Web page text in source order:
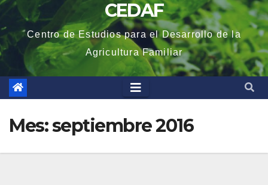
CEDAF
Centro de Estudios para el Desarrollo de la
Agricultura Familiar
Mes:septiembre 2016